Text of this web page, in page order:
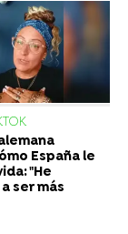
España le
"He
ser más